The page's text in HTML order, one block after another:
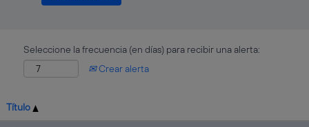
Seleccione la frecuencia (en días) para recibir una alerta:
Crear alerta
Título